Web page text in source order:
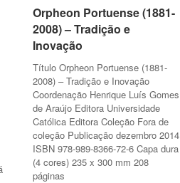
Orpheon Portuense (1881-
2008) – Tradição e
Inovação
Título Orpheon Portuense (1881-
2008) – Tradição e Inovação
Coordenação Henrique Luís Gomes
de Araújo Editora Universidade
Católica Editora Coleção Fora de
coleção Publicação dezembro 2014
ISBN 978-989-8366-72-6 Capa dura
(4 cores) 235 x 300 mm 208
páginas
Orpheon Portuense (1881-
2008) – Tradição e
Inovação